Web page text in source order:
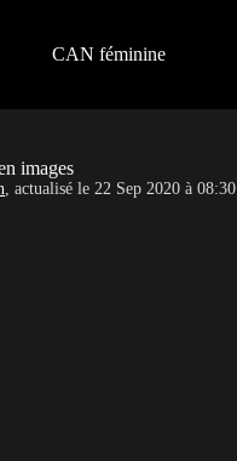
CAN féminine
images
, actualisé le 22 Sep 2020 à 08:30